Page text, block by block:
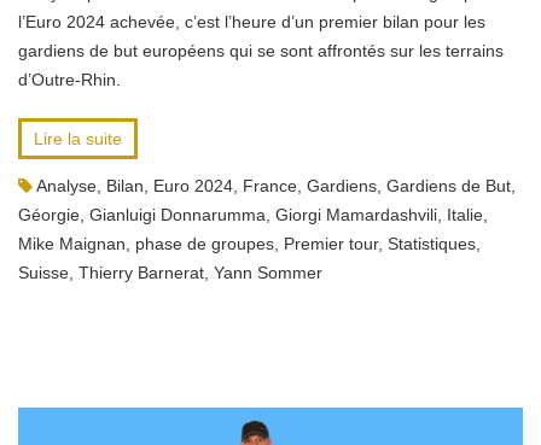
l’Euro 2024 achevée, c’est l’heure d’un premier bilan pour les
gardiens de but européens qui se sont affrontés sur les terrains
d’Outre-Rhin.
Lire la suite
Analyse Bilan Euro 2024 France Gardiens Gardiens de But
Géorgie Gianluigi Donnarumma Giorgi Mamardashvili Italie
Mike Maignan
phase de groupes Premier tour, Statistiques
Suisse Thierry Barnerat Yann Sommer